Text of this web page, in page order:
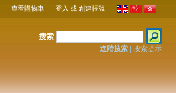
查看購物車 登入 或 創建帳號
搜索
進階搜索| 搜索提示